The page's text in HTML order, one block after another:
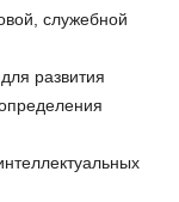
служебной
развития